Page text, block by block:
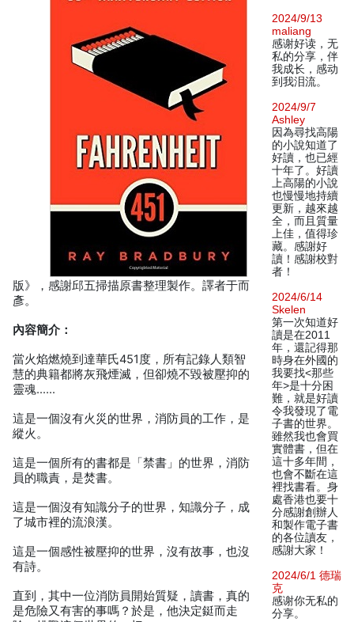
版》，感謝邱五掃描原書整理製作。譯者于而
彥。
內容簡介：
當火焰燃燒到達華氏451度，所有記錄人類智
慧的典籍都將灰飛煙滅，但卻燒不毀被壓抑的
靈魂……
這是一個沒有火災的世界，消防員的工作，是
縱火。
這是一個所有的書都是「禁書」的世界，消防
員的職責，是焚書。
這是一個沒有知識分子的世界，知識分子，成
了城市裡的流浪漢。
這是一個感性被壓抑的世界，沒有故事，也沒
有詩。
直到，其中一位消防員開始質疑，讀書，真的
是危險又有害的事嗎？於是，他決定鋌而走
2024/9/13
maliang
感谢好读，无
私的分享，伴
我成长，感动
到我泪流。
2024/9/7
Ashley
因為尋找高陽
的小說知道了
好讀，也已經
十年了。好讀
上高陽的小說
也慢慢地持續
更新，越來越
全，而且質量
上佳，值得珍
藏。感謝好
讀！感謝校對
者！
2024/6/14
Skelen
第一次知道好
讀是在2011
年，還記得那
時身在外國的
我要找<那些
年>是十分困
難，就是好讀
令我發現了電
子書的世界。
雖然我也會買
實體書，但在
這十多年間，
也會不斷在這
裡找書看。身
處香港也要十
分感謝創辦人
和製作電子書
的各位讀友，
感謝大家！
2024/6/1 德瑞
克
感谢你无私的
分享。